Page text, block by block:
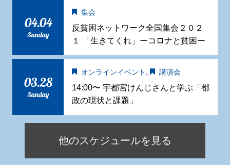
04.04
Sunday
集会
反貧困ネットワーク全国集会２０２
１ 「生きてくれ」ーコロナと貧困ー
03.28
Sunday
オンラインイベント , 講演会
14:00〜 宇都宮けんじさんと学ぶ「都
政の現状と課題」
他のスケジュールを見る